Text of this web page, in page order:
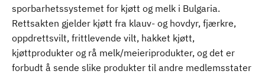
sporbarhetssystemet for kjøtt og melk i Bulgaria.
Rettsakten gjelder kjøtt fra klauv- og hovdyr, fjærkre,
oppdrettsvilt, frittlevende vilt, hakket kjøtt,
kjøttprodukter og rå melk/meieriprodukter, og det er
forbudt å sende slike produkter til andre medlemsstater